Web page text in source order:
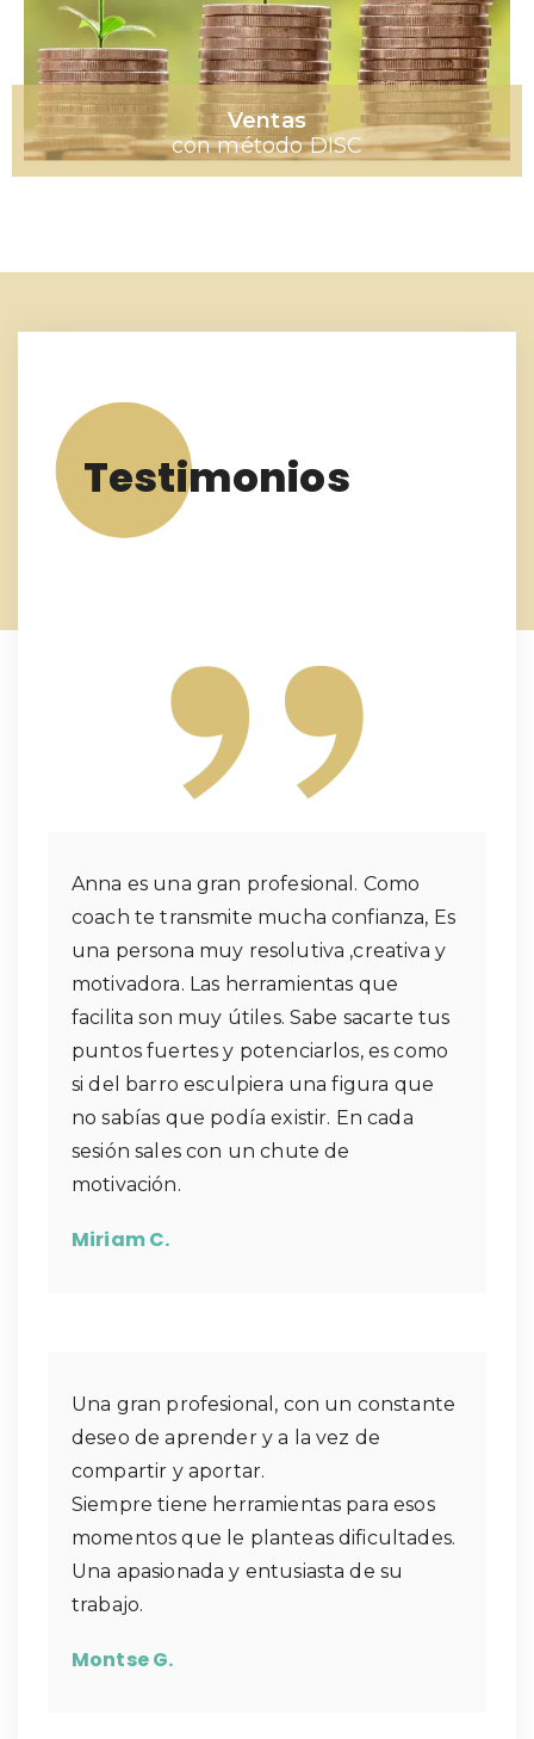
Ventas
con método DISC
Testimonios
Anna es una gran profesional. Como
coach te transmite mucha confianza, Es
una persona muy resolutiva ,creativa y
motivadora. Las herramientas que
facilita son muy útiles. Sabe sacarte tus
puntos fuertes y potenciarlos, es como
si del barro esculpiera una figura que
no sabías que podía existir. En cada
sesión sales con un chute de
motivación.
Miriam C.
Una gran profesional, con un constante
deseo de aprender y a la vez de
compartir y aportar.
Siempre tiene herramientas para esos
momentos que le planteas dificultades.
Una apasionada y entusiasta de su
trabajo.
Montse G.